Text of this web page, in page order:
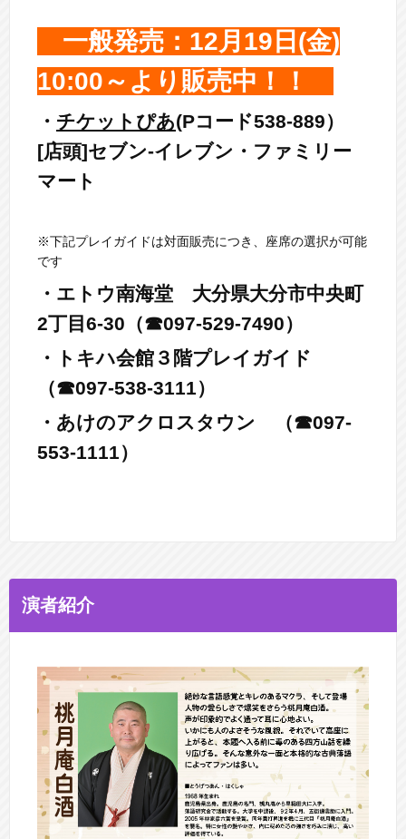
一般発売：12月19日(金)
10:00～より販売中！！
・ チケットぴあ(Pコード538-889）
[店頭]セブン-イレブン・ファミリー
マート
※下記プレイガイドは対面販売につき、座席の選択が可能
です
・エトウ南海堂 大分県大分市中央町
2丁目6-30 （☎097-529-7490）
・トキハ会館３階プレイガイド
（☎097-538-3111）
・あけのアクロスタウン （☎097-
553-1111）
演者紹介